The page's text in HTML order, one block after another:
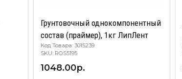
Грунтовочный однокомпонентный
состав (праймер), 1кг ЛипЛент
Код Товара: 3015239
SKU: ROS5195
1048.00р.